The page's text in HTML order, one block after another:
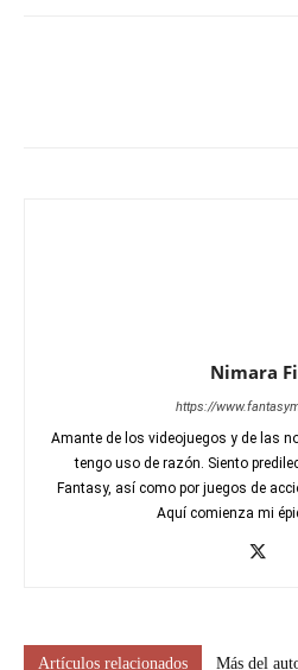
Nimara
https://
Amante de los videojuegos y de las
tengo uso de razón. Siento
Fantasy, así como por juegos de
Aquí comienza mi
Artículos relacionados Más del